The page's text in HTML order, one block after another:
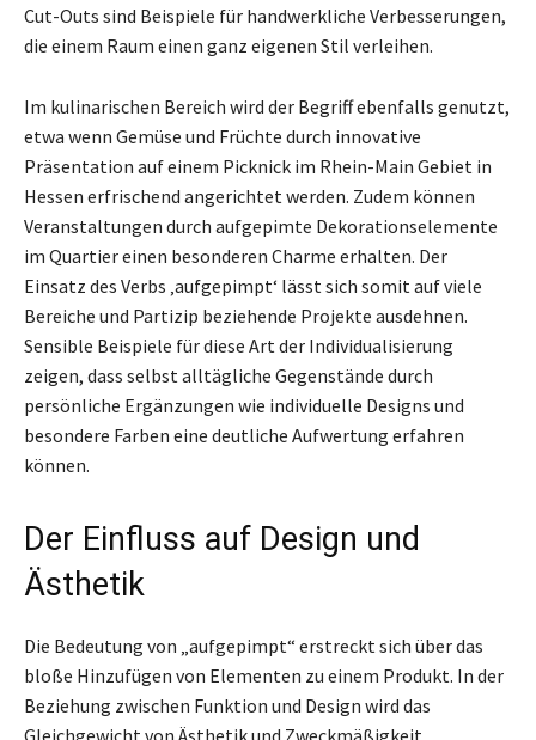
Cut-Outs sind Beispiele für handwerkliche Verbesserungen,
die einem Raum einen ganz eigenen Stil verleihen.
Im kulinarischen Bereich wird der Begriff ebenfalls genutzt,
etwa wenn Gemüse und Früchte durch innovative
Präsentation auf einem Picknick im Rhein-Main Gebiet in
Hessen erfrischend angerichtet werden. Zudem können
Veranstaltungen durch aufgepimte Dekorationselemente
im Quartier einen besonderen Charme erhalten. Der
Einsatz des Verbs ‚aufgepimpt‘ lässt sich somit auf viele
Bereiche und Partizip beziehende Projekte ausdehnen.
Sensible Beispiele für diese Art der Individualisierung
zeigen, dass selbst alltägliche Gegenstände durch
persönliche Ergänzungen wie individuelle Designs und
besondere Farben eine deutliche Aufwertung erfahren
können.
Der Einfluss auf Design und
Ästhetik
Die Bedeutung von „aufgepimpt“ erstreckt sich über das
bloße Hinzufügen von Elementen zu einem Produkt. In der
Beziehung zwischen Funktion und Design wird das